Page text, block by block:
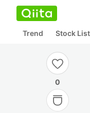
Trend Stock List
0